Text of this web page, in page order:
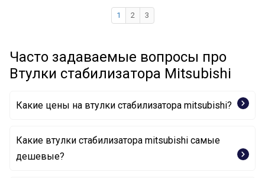
1 2 3
Часто задаваемые вопросы про
Втулки стабилизатора Mitsubishi
Какие цены на втулки стабилизатора mitsubishi?
Какие втулки стабилизатора mitsubishi самые
дешевые?